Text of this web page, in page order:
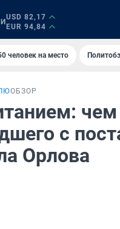
USD 82,17
EUR 94,84
человек на место
ОБЗОР
чем
с
Орлова